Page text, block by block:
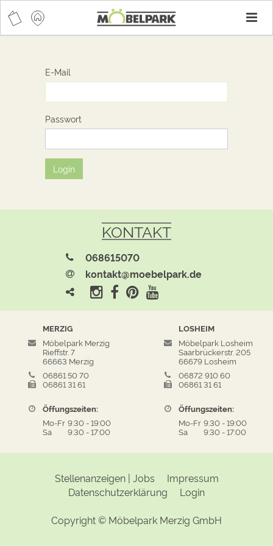
E-Mail
Passwort
Login
KONTAKT
068615070
kontakt@moebelpark.de
MERZIG
Möbelpark Merzig
Rieffstr. 7
66663 Merzig
06861 50 70
06861 31 61
Öffungszeiten:
Mo-Fr 9:30-19:00
Sa
9:30-17:00
LOSHEIM
Möbelpark Losheim
Saarbrückerstr. 205
66679 Losheim
06872 910 60
06861 31 61
Öffungszeiten:
Mo-Fr 9:30-19:00
Sa
9:30-17:00
Stellenanzeigen | Jobs
Impressum
Datenschutzerklärung
Login
Copyright © Möbelpark Merzig GmbH